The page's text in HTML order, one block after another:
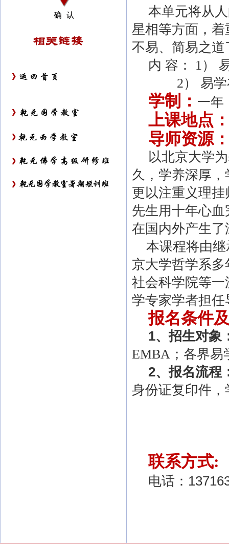
本单元将从
星相等方面，
不易、简易之
内 容：
1）
2） 易
学制： 一年
上课地点
导师资源
以北京大学
久，学养深厚
更以注重义理
先生用十年心
在国内外产生
本课程将由继
京大学哲学系
社会科学院等
学专家学者担任
报名条件
1、招生对象
EMBA ；各界
2、报名流程
身份证复印件
联系方式:
电话：